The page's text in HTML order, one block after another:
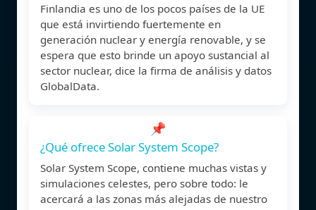
Finlandia es uno de los pocos países de la UE
que está invirtiendo fuertemente en
generación nuclear y energía renovable, y se
espera que esto brinde un apoyo sustancial al
sector nuclear, dice la firma de análisis y datos
GlobalData.
📌
¿Qué ofrece Solar System Scope?
Solar System Scope, contiene muchas vistas y
simulaciones celestes, pero sobre todo: le
acercará a las zonas más alejadas de nuestro